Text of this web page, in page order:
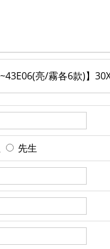
亮/霧各6款)】
先生